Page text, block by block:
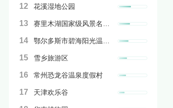
12 花溪湿地公园
13 赛里木湖国家级风景名胜区
14 鄂尔多斯市碧海阳光温泉度假旅游区
15 雪乡旅游区
16 常州恐龙谷温泉度假村
17 天津欢乐谷